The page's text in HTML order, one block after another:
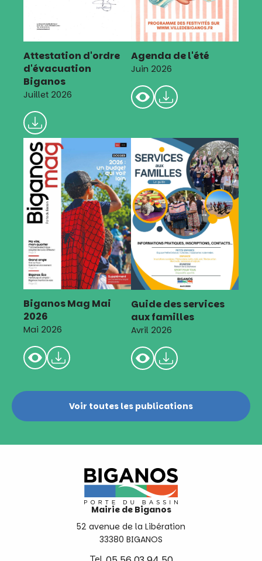
Attestation d'ordre
d'évacuation
Biganos
Juillet 2026
Agenda de l'été
Juin 2026
Biganos Mag Mai
2026
Mai 2026
Guide des services
aux familles
Avril 2026
Voir toutes les publications
Mairie de Biganos
52 avenue de la Libération
33380 BIGANOS
Tel.